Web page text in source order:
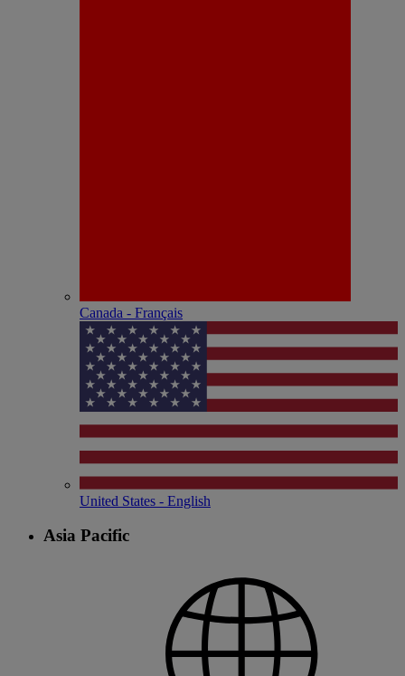
Canada - Français
United States - English
Asia Pacific